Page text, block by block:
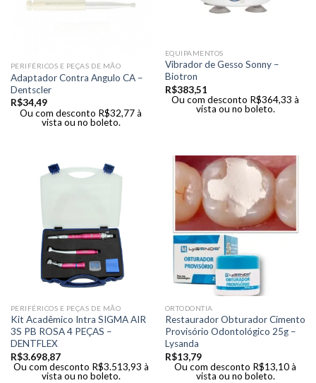
PERIFÉRICOS E PEÇAS DE MÃO
Adaptador Contra Angulo CA –
Dentscler
R$34,49
Ou com desconto R$32,77à
vista ou no boleto.
EQUIPAMENTOS
Vibrador de Gesso Sonny –
Biotron
R$383,51
Ou com desconto R$364,33 à
vista ou no boleto.
PERIFÉRICOS E PEÇAS DE MÃO
Kit Acadêmico Intra SIGMA AIR
3S PB ROSA 4 PEÇAS –
DENTFLEX
R$3.698,87
Ou com desconto R$3.513,93 à
vista ou no boleto.
ORTODONTIA
Restaurador Obturador Cimento
Provisório Odontológico 25g –
Lysanda
R$13,79
Ou com desconto R$13,10à
vista ou no boleto.